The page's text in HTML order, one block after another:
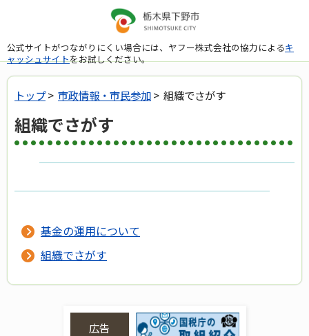
公式サイトがつながりにくい場合には、ヤフー株式会社の協力によるキ
ャッシュサイトをお試しください。
トップ> 市政情報・市民参加> 組織でさがす
組織でさがす
基金の運用について
組織でさがす
広告